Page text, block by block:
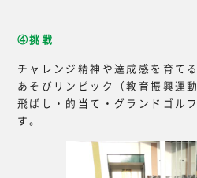
④挑戦
チャレンジ精神や達成感を育て
あそびリンピック（教育振興運
飛ばし・的当て・グランドゴル
す。